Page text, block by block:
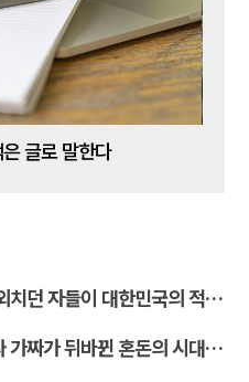
글로 말한다
[김태산 칼럼] 민주화를 외치던 자들이 대한민국의 적이고 간첩이었다
[박필규 안보칼럼] 진짜와 가짜가 뒤바뀐 혼돈의 시대, 안보 파탄은 막아야